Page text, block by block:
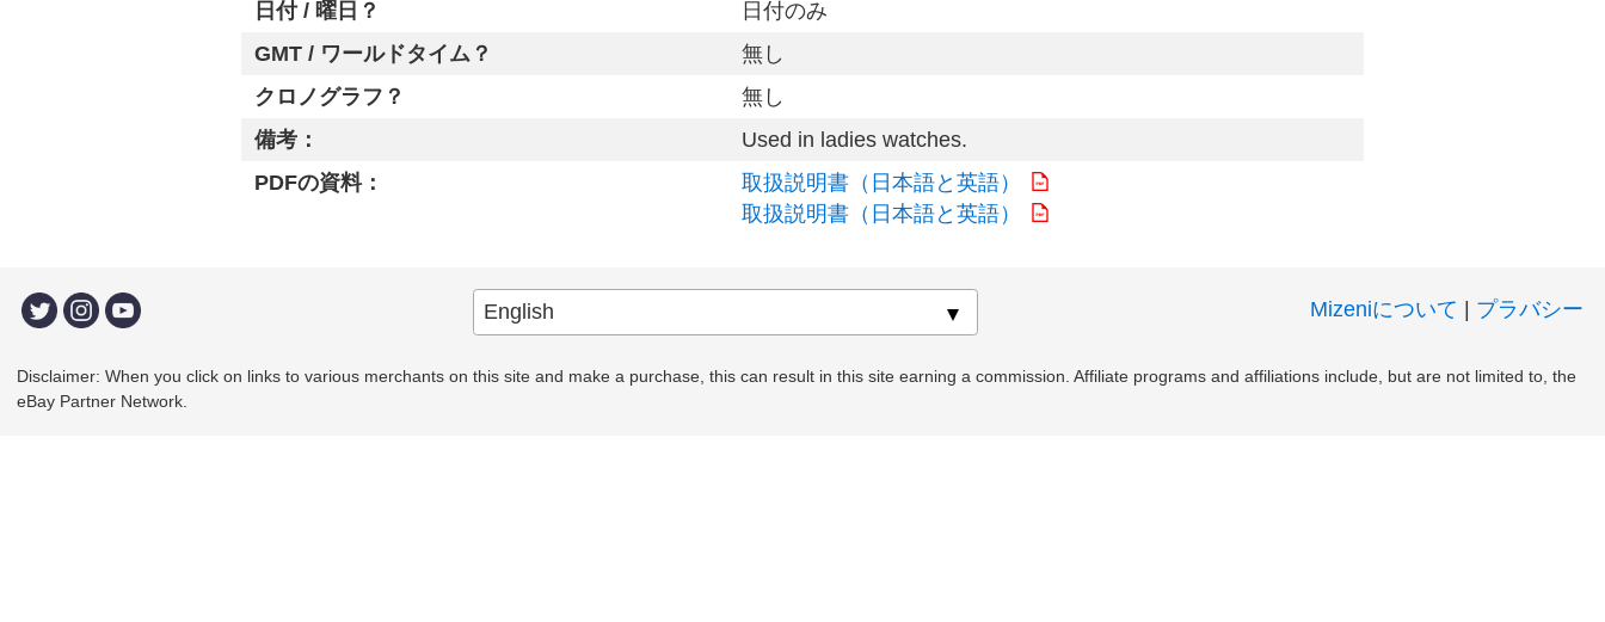
日付 / 曜日？
日付のみ
GMT / ワールドタイム？
無し
クロノグラフ？
無し
備考：
Used in ladies watches.
PDFの資料：
取扱説明書（日本語と英語）
取扱説明書（日本語と英語）
Mizeniについて | プラバシー
Disclaimer: When you click on links to various merchants on this site and make a purchase, this can result in this site earning a commission. Affiliate programs and affiliations include, but are not limited to, the
eBay Partner Network.